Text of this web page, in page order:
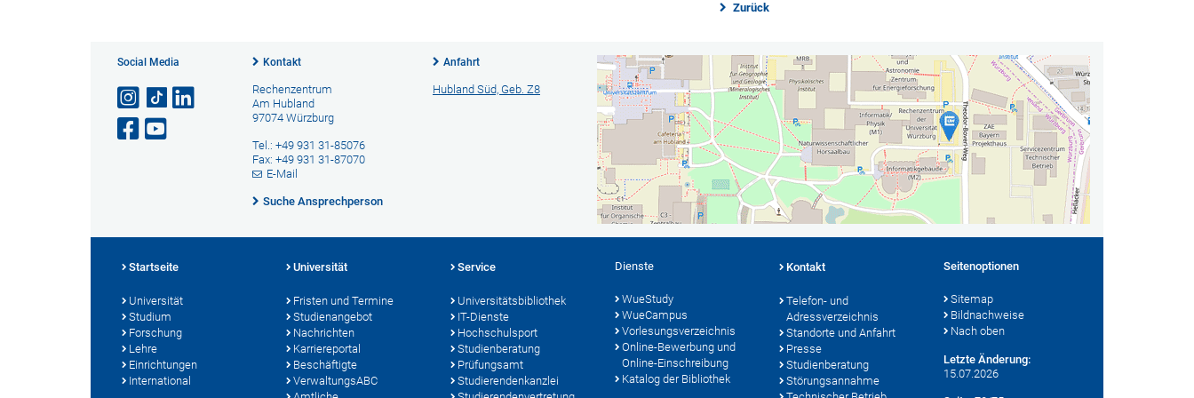
Zurück
Social Media Kontakt
Rechenzentrum
Am Hubland
97074 Würzburg
Tel.: +49 931 31-85076
Fax: +49 931 31-87070
E-Mail
Suche Ansprechperson
Anfahrt
Hubland Süd, Geb. Z8
Startseite
Universität
Studium
Forschung
Lehre
Einrichtungen
International
Universität
Fristen und Termine
Studienangebot
Nachrichten
Karriereportal
Beschäftigte
VerwaltungsABC
Service
Universitätsbibliothek
IT-Dienste
Hochschulsport
Studienberatung
Prüfungsamt
Studierendenkanzlei
Dienste
WueStudy
WueCampus
Vorlesungsverzeichnis
Online-Bewerbung und
Online-Einschreibung
Katalog der Bibliothek
Kontakt
Telefon- und
Adressverzeichnis
Standorte und Anfahrt
Presse
Studienberatung
Störungsannahme
Seitenoptionen
Sitemap
Bildnachweise
Nach oben
Letzte Änderung:
15.07.2026